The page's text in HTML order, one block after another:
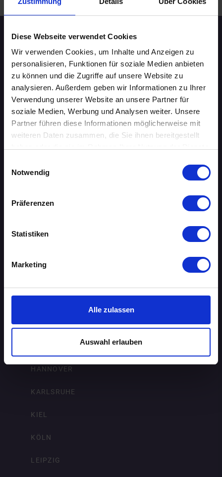
Diese Webseite verwendet Cookies
Wir verwenden Cookies, um Inhalte und Anzeigen zu
personalisieren, Funktionen für soziale Medien anbieten
zu können und die Zugriffe auf unsere Website zu
analysieren. Außerdem geben wir Informationen zu Ihrer
Verwendung unserer Website an unsere Partner für
soziale Medien, Werbung und Analysen weiter. Unsere
Partner führen diese Informationen möglicherweise mit
weiteren Daten zusammen, die Sie ihnen bereitgestellt
Notwendig
Präferenzen
Statistiken
Marketing
Alle zulassen
Auswahl erlauben
Speed-Dating Events
ÜBERSICHT
AACHEN
AUGSBURG
BERLIN
BREMEN
DORTMUND
FREIBURG IM BREISGAU
HANNOVER
KARLSRUHE
KIEL
KÖLN
LEIPZIG